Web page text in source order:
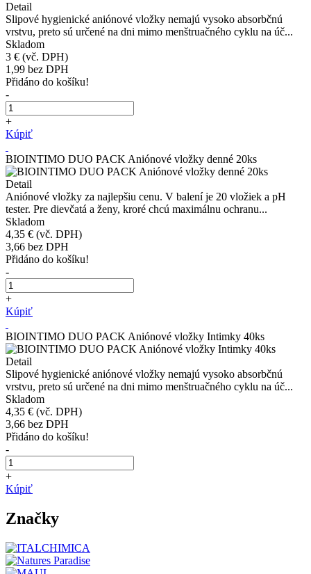
Detail
Slipové hygienické aniónové vložky nemajú vysoko absorbčnú
vrstvu, preto sú určené na dni mimo menštruačného cyklu na úč...
Skladom
3 € (vč. DPH)
1,99 bez DPH
Přidáno do košíku!
-
+
Kúpiť
BIOINTIMO DUO PACK Aniónové vložky denné 20ks
Detail
Aniónové vložky za najlepšiu cenu. V balení je 20 vložiek a pH
tester. Pre dievčatá a ženy, kroré chcú maximálnu ochranu...
Skladom
4,35 € (vč. DPH)
3,66 bez DPH
Přidáno do košíku!
-
+
Kúpiť
BIOINTIMO DUO PACK Aniónové vložky Intimky 40ks
Detail
Slipové hygienické aniónové vložky nemajú vysoko absorbčnú
vrstvu, preto sú určené na dni mimo menštruačného cyklu na úč...
Skladom
4,35 € (vč. DPH)
3,66 bez DPH
Přidáno do košíku!
-
+
Kúpiť
Značky